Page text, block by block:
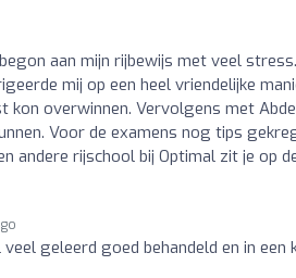
aan mijn rijbewijs met veel
mij op een heel vriendelijke
overwinnen. Vervolgens met
Voor de examens nog tips
andere rijschool bij Optimal zit je op
geleerd goed behandeld en in